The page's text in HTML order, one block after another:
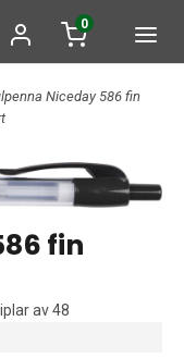
0
Niceday 586 fin
fin
av 48